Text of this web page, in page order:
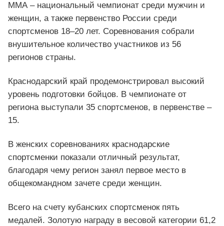
ММА – национальный чемпионат среди мужчин и
женщин, а также первенство России среди
спортсменов 18–20 лет. Соревнования собрали
внушительное количество участников из 56
регионов страны.
Краснодарский край продемонстрировал высокий
уровень подготовки бойцов. В чемпионате от
региона выступали 35 спортсменов, в первенстве –
15.
В женских соревнованиях краснодарские
спортсменки показали отличный результат,
благодаря чему регион занял первое место в
общекомандном зачете среди женщин.
Всего на счету кубанских спортсменок пять
медалей. Золотую награду в весовой категории 61,2